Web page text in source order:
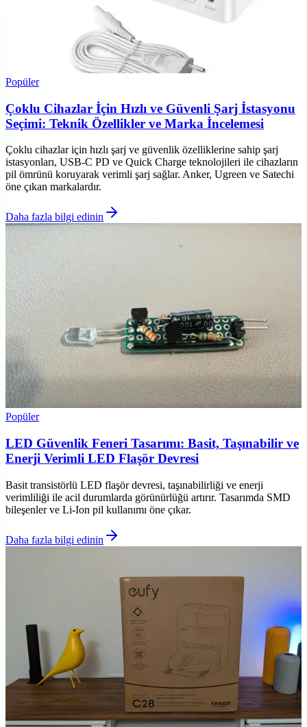
Popüler
Çoklu Cihazlar İçin Hızlı ve Güvenli Şarj İstasyonu
Seçimi: Teknik Özellikler ve Marka İncelemesi
Çoklu cihazlar için hızlı şarj ve güvenlik özelliklerine sahip şarj
istasyonları, USB-C PD ve Quick Charge teknolojileri ile cihazların
pil ömrünü koruyarak verimli şarj sağlar. Anker, Ugreen ve Satechi
öne çıkan markalardır.
Daha fazla bilgi edinin
Popüler
LED Güvenlik Feneri Tasarımı: Basit, Taşınabilir ve
Enerji Verimli LED Flaşör Devresi
Basit transistörlü LED flaşör devresi, taşınabilirliği ve enerji
verimliliği ile acil durumlarda görünürlüğü artırır. Tasarımda SMD
bileşenler ve Li-Ion pil kullanımı öne çıkar.
Daha fazla bilgi edinin